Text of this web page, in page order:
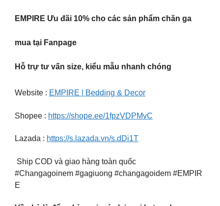
EMPIRE Ưu đãi 10% cho các sản phẩm chăn ga
mua tại Fanpage
Hỗ trự tư vấn size, kiểu mẫu nhanh chóng
Website : EMPIRE | Bedding & Decor
Shopee : https://shope.ee/1fpzVDPMvC
Lazada : https://s.lazada.vn/s.dDi1T
Ship COD và giao hàng toàn quốc
#Changagoinem #gagiuong #changagoidem #EMPIR
E